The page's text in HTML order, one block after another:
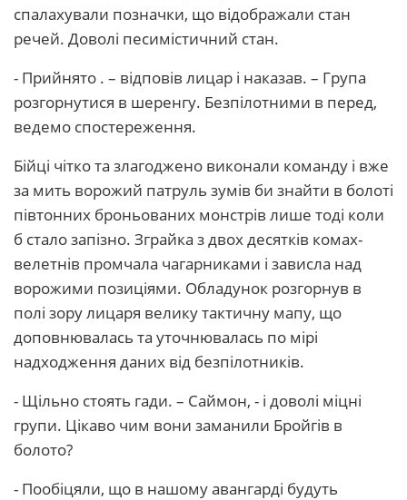
спалахували позначки, що відображали стан
речей. Доволі песимістичний стан.
- Прийнято . – відповів лицар і наказав. – Група
розгорнутися в шеренгу. Безпілотними в перед,
ведемо спостереження.
Бійці чітко та злагоджено виконали команду і вже
за мить ворожий патруль зумів би знайти в болоті
півтонних броньованих монстрів лише тоді коли
б стало запізно. Зграйка з двох десятків комах-
велетнів промчала чагарниками і зависла над
ворожими позиціями. Обладунок розгорнув в
полі зору лицаря велику тактичну мапу, що
доповнювалась та уточнювалась по мірі
надходження даних від безпілотників.
- Щільно стоять гади. – Саймон, - і доволі міцні
групи. Цікаво чим вони заманили Бройгів в
болото?
- Пообіцяли, що в нашому авангарді будуть